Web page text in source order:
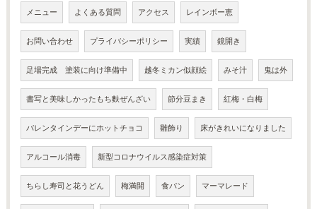
メニュー よくある質問 アクセス レインボー恵
お問い合わせ プライバシーポリシー 実績 鏡開き
足場完成 塗装に向け準備中 越冬ミカン似顔絵 みそ汁 鬼は外
書写と美味しかったもち麩ぜんざい 節分豆まき 紅梅・白梅
バレンタインデーにホットチョコ 雛飾り 床がきれいになりました
アルコール消毒 新型コロナウイルス感染症対策
ちらし寿司と花うどん 梅満開 食パン マーマレード